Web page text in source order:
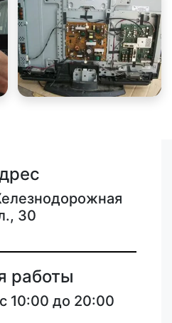
30
работы
10:00 до 20:00